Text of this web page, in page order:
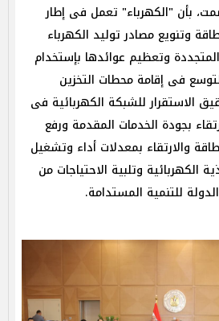
بأن "الكهرباء" تعمل فى إطار
وتنويع مصادر توليد الكهرباء
وتعظيم عوائدها بإستخدام
فى إقامة محطات التخزين
الاستقرار للشبكة الكهربائية فى
بجودة الخدمات المقدمة ورفع
والارتقاء بمعدلات أداء وتشغيل
الكهربائية وتلبية الاحتياجات من
للتنمية المستدامة.